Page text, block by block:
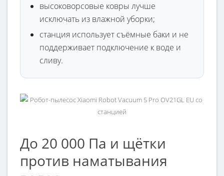
высоковорсовые ковры лучше
исключать из влажной уборки;
станция использует съёмные баки и не
поддерживает подключение к воде и
сливу.
До 20 000 Па и щётки
против наматывания